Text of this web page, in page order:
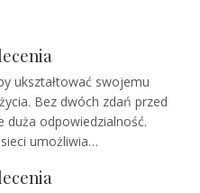
ukształtować swojemu
Bez dwóch zdań przed
duża odpowiedzialność.
umożliwia…